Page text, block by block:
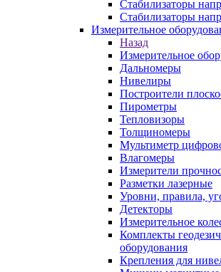
Стабилизаторы
Стабилизаторы
Измерительное
Назад
Измерительное
Дальномеры
Нивелиры
Построители
Пирометры
Тепловизоры
Толщиномеры
Мультиметр
Влагомеры
Измерители
Разметки лазерные
Уровни, правила,
Детекторы
Измерительное
Комплекты
оборудования
Крепления для